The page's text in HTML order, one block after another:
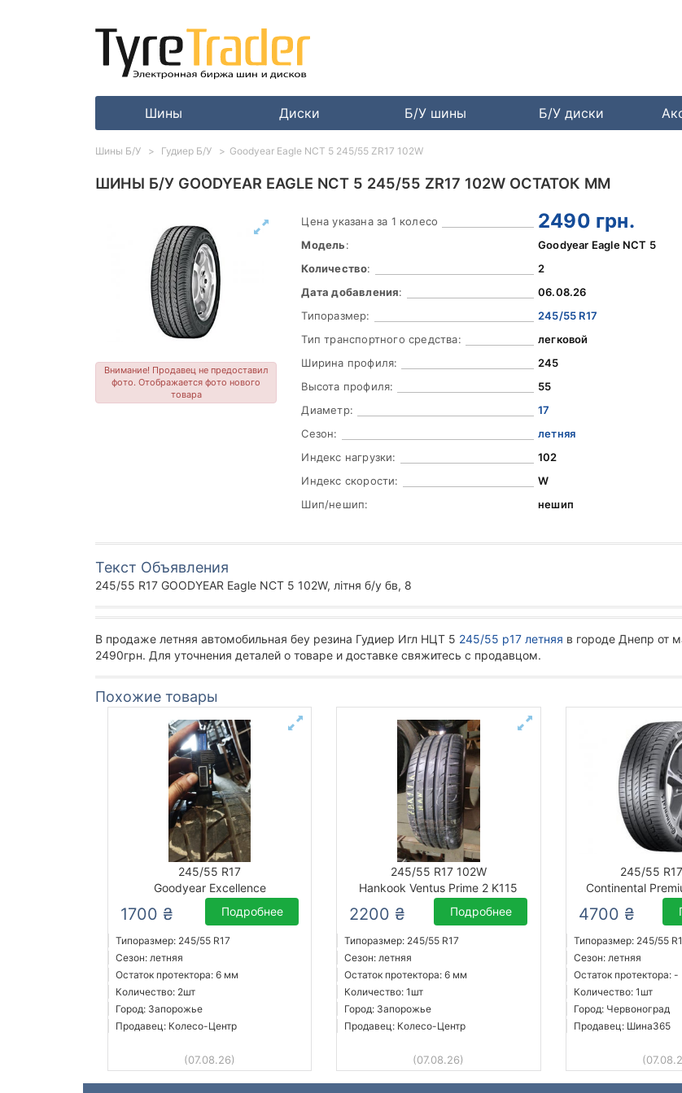
Шины Диски Б/У шины Б/У диски
ШИНЫ Б/У GOODYEAR EAGLE NCT 5 245/55 ZR17 102W ОСТАТОК ММ
Внимание! Продавец не предоставил
фото. Отображается фото нового
товара
Цена указана за 1 колесо 2490 грн.
Модель:
Goodyear Eagle NCT 5
Количество:
2
Дата добавления:
06.08.26
Типоразмер:
245/55 R17
Тип транспортного средства:
легковой
Ширина профиля:
245
Высота профиля:
55
Диаметр:
17
Сезон:
летняя
Индекс нагрузки:
102
Индекс скорости:
W
Шип/нешип:
нешип
Текст Объявления
245/55 R17 GOODYEAR Eagle NCT 5 102W, літня б/у бв, 8
В продаже летняя автомобильная беу резина Гудиер Игл НЦТ 5 245/55 р17 летняя в городе Днепр от
2490грн. Для уточнения деталей о товаре и доставке свяжитесь с продавцом.
Похожие товары
245/55 R17
Goodyear Excellence
1700 ₴ Подробнее
Типоразмер: 245/55 R17
Сезон: летняя
Остаток протектора: 6 мм
Количество: 2шт
Город: Запорожье
Продавец: Колесо-Центр
(07.08.26)
245/55 R17 102W
Hankook Ventus Prime 2 K115
2200 ₴ Подробнее
Типоразмер: 245/55 R17
Сезон: летняя
Остаток протектора: 6 мм
Количество: 1шт
Город: Запорожье
Продавец: Колесо-Центр
(07.08.26)
245/55
Continental
4700 ₴
Типоразмер: 245/55
Сезон: летняя
Остаток протектора: -
Количество: 1шт
Город: Червоноград
Продавец: Шина365
Шины Б/У Гудиер Б/У Goodyear Eagle NCT 5 245/55 ZR17 102W